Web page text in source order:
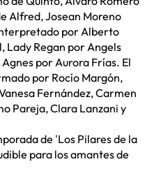
Alfred, Josean Moreno
por Alberto
Lady Regan por Angels
por Aurora Frías. El
por Rocío Margón,
Fernández, Carmen
Pareja, Clara Lanzani y
de 'Los Pilares de la
para los amantes de